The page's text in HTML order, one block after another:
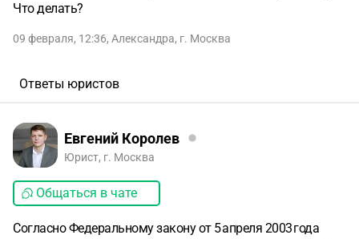
Что делать?
09 февраля, 12:36, Александра, г. Москва
Ответы юристов
Евгений Королев
Юрист, г. Москва
Общаться в чате
Согласно Федеральному закону от 5 апреля 2003 года